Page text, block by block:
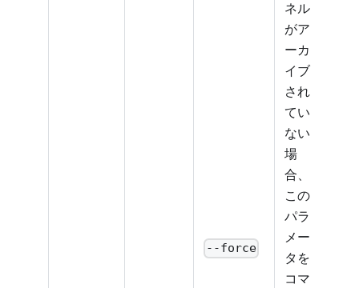
--force
ネル
がア
ーカ
イブ
され
てい
ない
場
合、
この
パラ
メー
タを
コマ